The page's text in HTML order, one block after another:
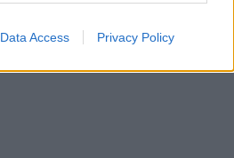
Data Access Privacy Policy